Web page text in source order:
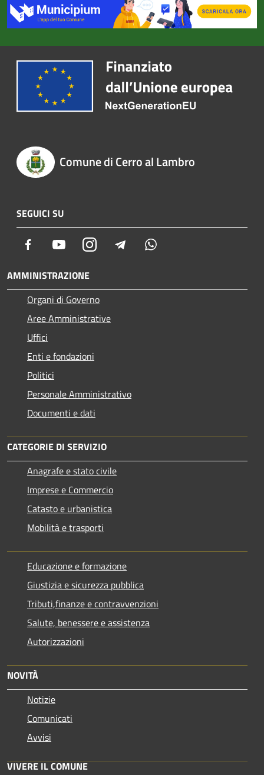
Comune di Cerro al Lambro
SEGUICI SU
Facebook YoutubeInstagram Telegram
AMMINISTRAZIONE
Organi di Governo
Aree Amministrative
Uffici
Enti e fondazioni
Politici
Personale Amministrativo
Documenti e dati
CATEGORIE DI SERVIZIO
Anagrafe e stato civile
Imprese e Commercio
Catasto e urbanistica
Mobilità e trasporti
Educazione e formazione
Giustizia e sicurezza pubblica
Tributi,finanze e contravvenzioni
Salute, benessere e assistenza
Autorizzazioni
NOVITÀ
Notizie
Comunicati
Avvisi
VIVERE IL COMUNE